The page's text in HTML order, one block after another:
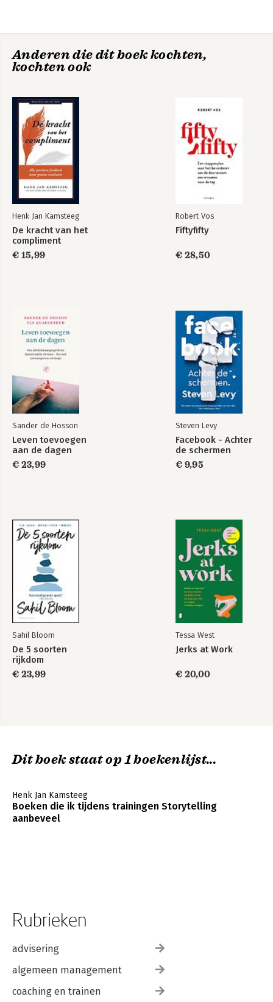
onzichtbare drempel; de cruciale stap
De onzichtbare
drempel
Op weg naar een
vitale organisatie
De kracht van het
compliment
Dienend
leiderschap
Bekijk alle boeken
Anderen die dit boek kochten,
kochten ook
Henk Jan Kamsteeg
De kracht van het
compliment
€ 15,99
Robert Vos
Fiftyfifty
€ 28,50
Sander de Hosson
Leven toevoegen
aan de dagen
€ 23,99
Steven Levy
Facebook - Achter
de schermen
€ 9,95
Sahil Bloom
De 5 soorten
rijkdom
€ 23,99
Tessa West
Jerks at Work
€ 20,00
Dit boek staat op 1 boekenlijst...
Henk Jan Kamsteeg
Boeken die ik tijdens trainingen Storytelling
aanbeveel
Rubrieken
advisering
algemeen management
coaching en trainen